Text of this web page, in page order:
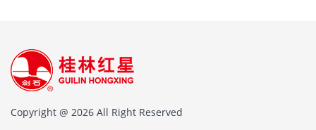
Copyright @ 2026 All Right Reserved